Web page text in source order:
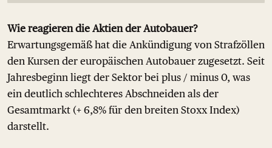
Wie reagieren die Aktien der Autobauer?
Erwartungsgemäß hat die Ankündigung von Strafzöllen
den Kursen der europäischen Autobauer zugesetzt. Seit
Jahresbeginn liegt der Sektor bei plus / minus 0, was
ein deutlich schlechteres Abschneiden als der
Gesamtmarkt (+ 6,8% für den breiten Stoxx Index)
darstellt.